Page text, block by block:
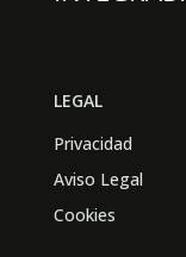
LEGAL
Privacidad
Aviso Legal
Cookies